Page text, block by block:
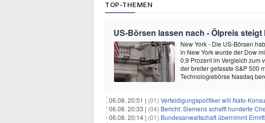
TOP-THEMEN
US-Börsen lassen nach - Ölpreis steigt
New York - Die US-Börsen
in New York wurde der Dow
0,9 Prozent im Vergleich zum
der breiter gefasste S&P 500
Technologiebörse Nasdaq
06.08. 20:51 | (01) Verteidigungspolitiker will Nato-
06.08. 20:33 | (04) Bericht: Siemens schafft hunderte
06.08. 20:14 | (01) Bundesanwaltschaft übernimmt